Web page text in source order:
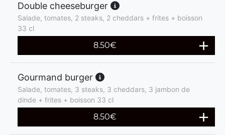
Double cheeseburger
Salade, tomates, 2 steaks, 2 cheddars + frites + boisson
33 cl
8.50€
Gourmand burger
Salade, tomates, 3 steaks, 3 cheddars, 3 jambon de
dinde + frites + boisson 33 cl
8.50€